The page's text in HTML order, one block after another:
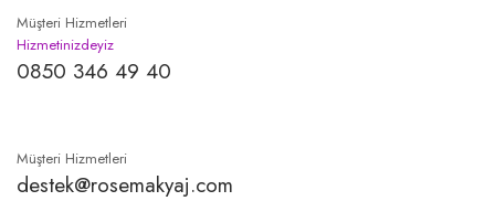
Müşteri Hizmetleri
Hizmetinizdeyiz
0850 346 49 40
Müşteri Hizmetleri
destek@rosemakyaj.com